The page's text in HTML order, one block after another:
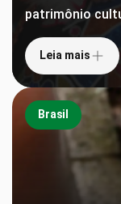
patrimônio
Leia mais
Brasil